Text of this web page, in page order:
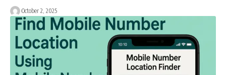
October 2, 2025